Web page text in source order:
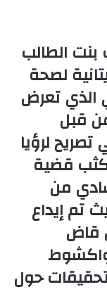
بنت الطالب
لصحة
الذي تعرض
قبل
لرؤيا
كثب قضية
من
تم إيداع
قاض
حول